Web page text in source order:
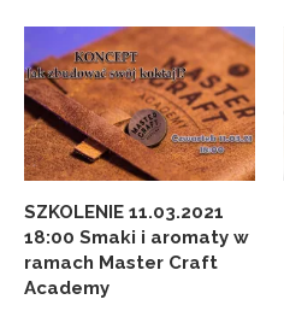
SZKOLENIE 11.03.2021
18:00 Smaki i aromaty w
ramach Master Craft
Academy